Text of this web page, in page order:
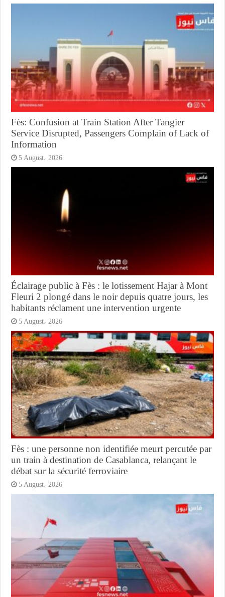
Fès: Confusion at Train Station After Tangier
Service Disrupted, Passengers Complain of Lack of
Information
5 August، 2026
Éclairage public à Fès : le lotissement Hajar à Mont
Fleuri 2 plongé dans le noir depuis quatre jours, les
habitants réclament une intervention urgente
5 August، 2026
Fès : une personne non identifiée meurt percutée par
un train à destination de Casablanca, relançant le
débat sur la sécurité ferroviaire
5 August، 2026